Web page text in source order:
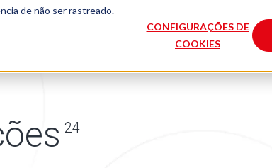
de não ser rastreado.
CONFIGURAÇÕES DE
COOKIES
24